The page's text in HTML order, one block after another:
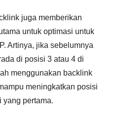
juga memberikan
untuk optimasi untuk
Artinya, jika sebelumnya
di posisi 3 atau 4 di
menggunakan backlink
meningkatkan posisi
yang pertama.